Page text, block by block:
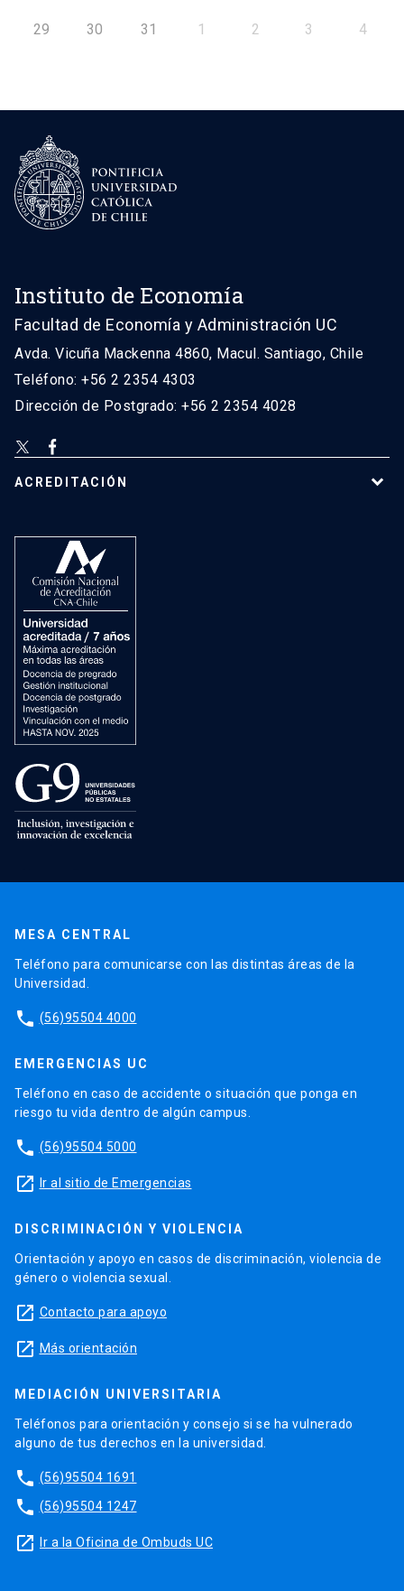
29 30 31 1 2 3 4
Instituto de Economía
Facultad de Economía y Administración UC
Avda. Vicuña Mackenna 4860, Macul. Santiago, Chile
Teléfono: +56 2 2354 4303
Dirección de Postgrado: +56 2 2354 4028
ACREDITACIÓN
MESA CENTRAL
Teléfono para comunicarse con las distintas áreas de la
Universidad.
phone (56)95504 4000
EMERGENCIAS UC
Teléfono en caso de accidente o situación que ponga en
riesgo tu vida dentro de algún campus.
phone (56)95504 5000
launch Ir al sitio de Emergencias
DISCRIMINACIÓN Y VIOLENCIA
Orientación y apoyo en casos de discriminación, violencia de
género o violencia sexual.
launch Contacto para apoyo
launch Más orientación
MEDIACIÓN UNIVERSITARIA
Teléfonos para orientación y consejo si se ha vulnerado
alguno de tus derechos en la universidad.
phone (56)95504 1691
phone (56)95504 1247
launch Ir a la Oficina de Ombuds UC